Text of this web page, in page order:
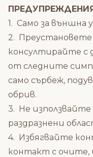
1. Само за външна
2.
консултирайте с
от следните
само сърбеж,
обрив.
3. Не използвайте
раздразнени
4. Избягвайте
контакт с очите,